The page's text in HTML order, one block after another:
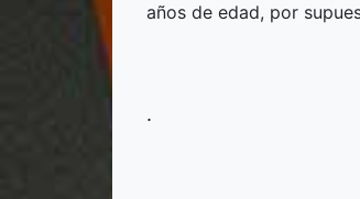
años de edad, por
.